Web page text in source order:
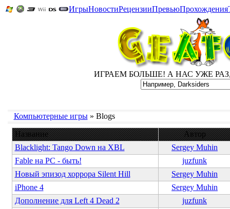
ИгрыНовостиРецензииПревьюПрохождения
ИГРАЕМ БОЛЬШЕ! А НАС УЖЕ РАЗ,
Компьютерные игры» Blogs
Название
Автор
Blacklight: Tango Down на XBL
Sergey Muhin
Fable на PC - быть!
juzfunk
Новый эпизод хоррора Silent Hill
Sergey Muhin
iPhone 4
Sergey Muhin
Дополнение для Left 4 Dead 2
juzfunk